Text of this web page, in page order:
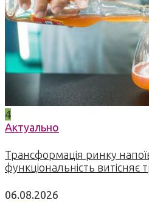
4
Актуально
Трансформація ринку
функціональність витісняє
06.08.2026